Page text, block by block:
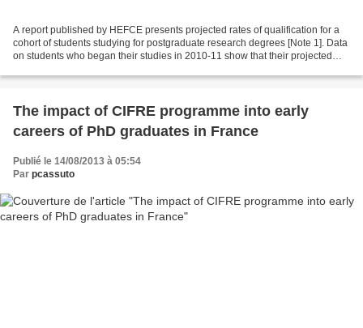
A report published by HEFCE presents projected rates of qualification for a
cohort of students studying for postgraduate research degrees [Note 1]. Data
on students who began their studies in 2010-11 show that their projected
The impact of CIFRE programme into early
careers of PhD graduates in France
Publié le 14/08/2013 à 05:54
Par pcassuto